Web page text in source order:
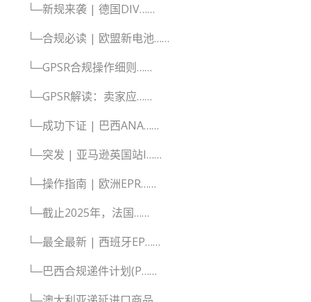
└─新规来袭 | 德国DIV……
└─合规必读 | 欧盟新电池……
└─GPSR合规操作细则……
└─GPSR解读：卖家应……
└─成功下证 | 巴西ANA……
└─突发 | 亚马逊英国站I……
└─操作指南 | 欧洲EPR……
└─截止2025年，法国……
└─最全最新 | 西班牙EP……
└─巴西合规递件计划(P……